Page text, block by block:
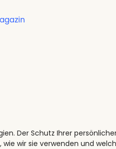
Der Schutz Ihrer
wir sie verwenden und